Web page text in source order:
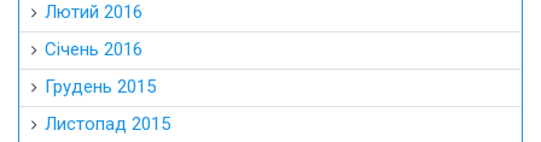
Лютий 2016
Січень 2016
Грудень 2015
Листопад 2015